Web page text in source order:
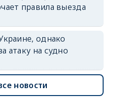
правила выезда
однако
атаку на судно
новости